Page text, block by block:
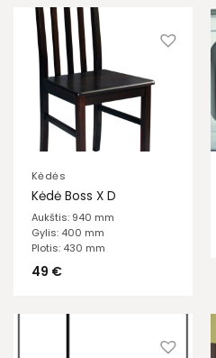
Kėdės
Kėdė Boss X D
Aukštis: 940 mm
Gylis: 400 mm
Plotis: 430 mm
49 €